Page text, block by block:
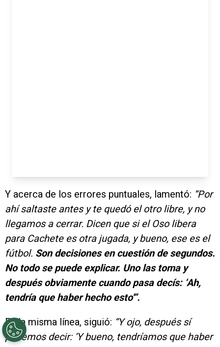
Y acerca de los errores puntuales, lamentó: “Por
ahí saltaste antes y te quedó el otro libre, y no
llegamos a cerrar. Dicen que si el Oso libera
para Cachete es otra jugada, y bueno, ese es el
fútbol. Son decisiones en cuestión de segundos.
No todo se puede explicar. Uno las toma y
después obviamente cuando pasa decís: ‘Ah,
tendría que haber hecho esto'”.
En la misma línea, siguió: “Y ojo, después sí
podemos decir: ‘Y bueno, tendríamos que haber